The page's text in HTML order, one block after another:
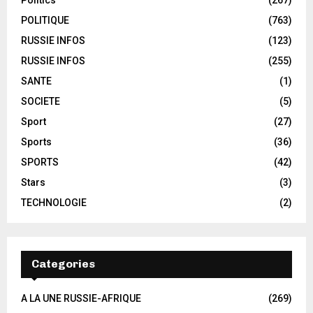
POLITIQUE
(763)
RUSSIE INFOS
(123)
RUSSIE INFOS
(255)
SANTE
(1)
SOCIETE
(5)
Sport
(27)
Sports
(36)
SPORTS
(42)
Stars
(3)
TECHNOLOGIE
(2)
Categories
A LA UNE RUSSIE-AFRIQUE
(269)